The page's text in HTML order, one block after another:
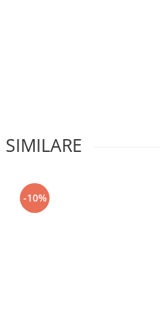
SIMILARE
-10%